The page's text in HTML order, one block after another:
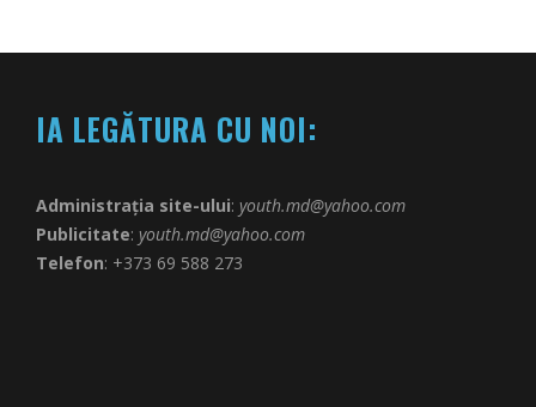
IA LEGĂTURA CU NOI:
Administrația site-ului: youth.md@yahoo.com
Publicitate: youth.md@yahoo.com
Telefon: +373 69 588 273